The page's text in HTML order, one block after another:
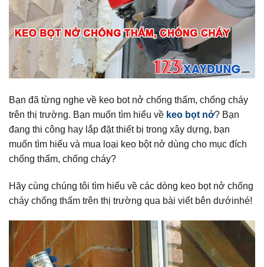
Bạn đã từng nghe về keo bot nở chống thấm, chống cháy
trên thị trường. Bạn muốn tìm hiểu về keo bọt nở? Bạn
đang thi công hay lắp đặt thiết bị trong xây dựng, bạn
muốn tìm hiểu và mua loại keo bột nở dùng cho mục đích
chống thấm, chống cháy?
Hãy cùng chúng tôi tìm hiểu về các dòng keo bọt nở chống
cháy chống thấm trên thị trường qua bài viết bên dướinhé!